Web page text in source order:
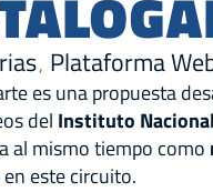
, Plataforma
es una propuesta
del Instituto
al mismo tiempo como
en este circuito.